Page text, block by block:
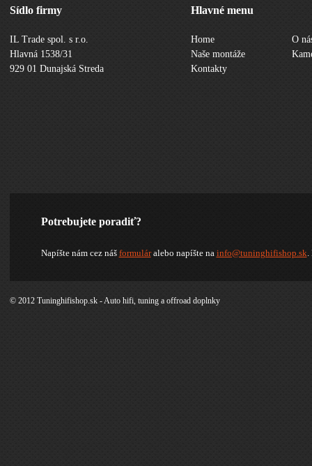
Sídlo firmy
IL Trade spol. s r.o.
Hlavná 1538/31
929 01 Dunajská Streda
Hlavné menu
Home
O
Naše montáže
Kontakty
Potrebujete poradiť?
Napíšte nám cez náš formuláralebo napíšte na info@tuninghifishop.sk.
© 2012 Tuninghifishop.sk - Auto hifi, tuning a offroad doplnky